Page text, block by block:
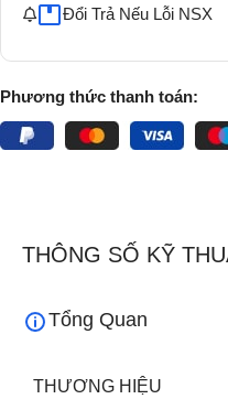
Đổi Trả Nếu Lỗi NSX
Phương thức thanh toán:
THÔNG SỐ KỸ
Tổng Quan
THƯƠNG HIỆU